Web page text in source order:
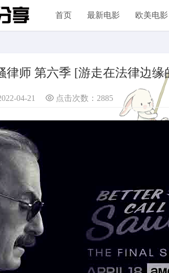
首页 最新电影 欧美电影
律师 第六季 [游走在法律边
04-21 点击次数：2885